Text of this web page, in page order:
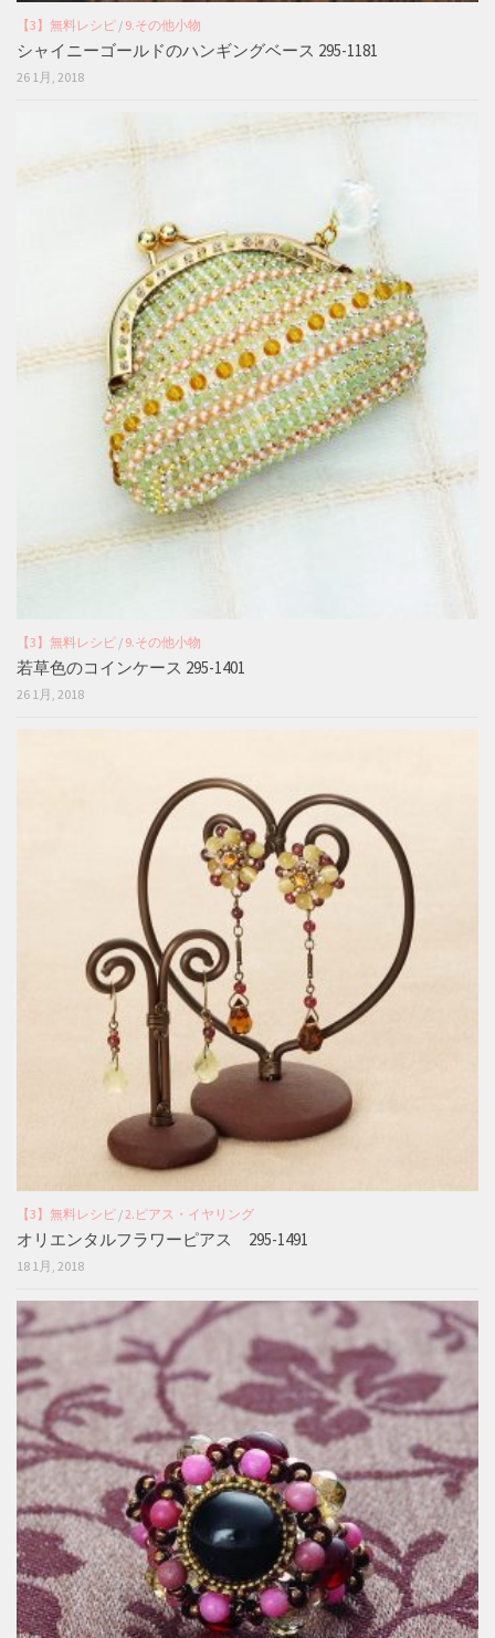
【3】無料レシピ / 9.その他小物
シャイニーゴールドのハンギングベース 295-1181
26 1月, 2018
【3】無料レシピ / 9.その他小物
若草色のコインケース 295-1401
26 1月, 2018
【3】無料レシピ /2.ピアス・イヤリング
オリエンタルフラワーピアス 295-1491
18 1月, 2018